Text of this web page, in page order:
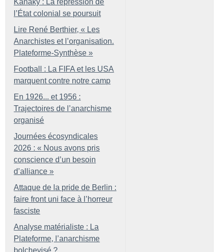
l’État colonial se poursuit
Lire René Berthier, « Les
Anarchistes et l’organisation.
Plateforme-Synthèse »
Football : La FIFA et les USA
marquent contre notre camp
En 1926... et 1956 :
Trajectoires de l’anarchisme
organisé
Journées écosyndicales
2026 : « Nous avons pris
conscience d’un besoin
d’alliance »
Attaque de la pride de Berlin :
faire front uni face à l’horreur
fasciste
Analyse matérialiste : La
Plateforme, l’anarchisme
bolchevisé ?